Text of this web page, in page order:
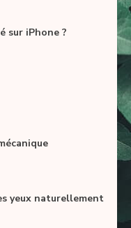
sur iPhone ?
yeux naturellement